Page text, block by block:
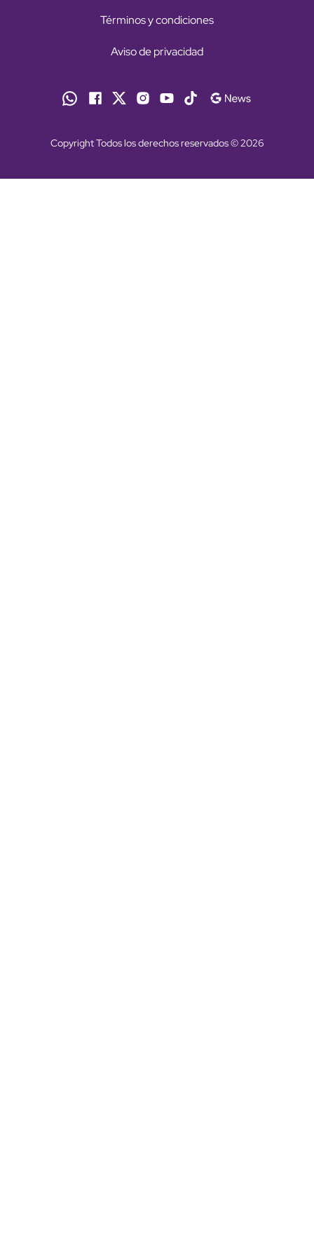
Términos y condiciones
Aviso de privacidad
Copyright Todos los derechos reservados © 2026